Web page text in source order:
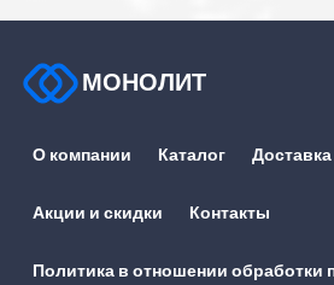
МОНОЛИТ
О компании Каталог
Акции и скидки Контакты
Политика в отношении обработки